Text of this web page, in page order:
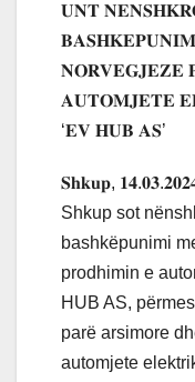
𝐔𝐍𝐓
𝐍𝐎𝐑𝐕𝐄𝐆𝐉𝐄𝐙𝐄
𝐀𝐔𝐓𝐎𝐌𝐉𝐄𝐓𝐄
‘𝐄𝐕 𝐇𝐔𝐁 𝐀𝐒’
𝐒𝐡𝐤𝐮𝐩,
Shkup sot
bashkëpunimi
prodhimin e
HUB AS,
parë arsimore
automjete